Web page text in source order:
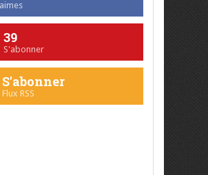
39
S'abonner
S'abonner
Flux RSS